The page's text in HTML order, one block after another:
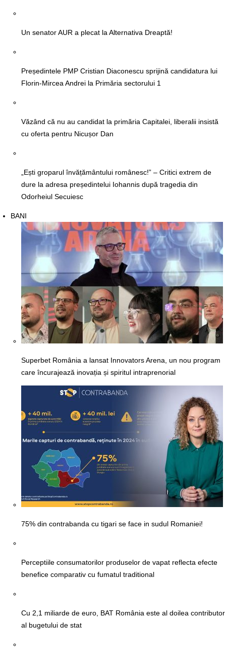
Un senator AUR a plecat la Alternativa Dreaptă!
Președintele PMP Cristian Diaconescu sprijină candidatura lui
Florin-Mircea Andrei la Primăria sectorului 1
Văzând că nu au candidat la primăria Capitalei, liberalii insistă
cu oferta pentru Nicușor Dan
„Ești groparul învățământului românesc!” – Critici extrem de
dure la adresa președintelui Iohannis după tragedia din
Odorheiul Secuiesc
BANI
Superbet România a lansat Innovators Arena, un nou program
care încurajează inovația și spiritul intraprenorial
75% din contrabanda cu tigari se face in sudul Romaniei!
Perceptiile consumatorilor produselor de vapat reflecta efecte
benefice comparativ cu fumatul traditional
Cu 2,1 miliarde de euro, BAT România este al doilea contributor
al bugetului de stat